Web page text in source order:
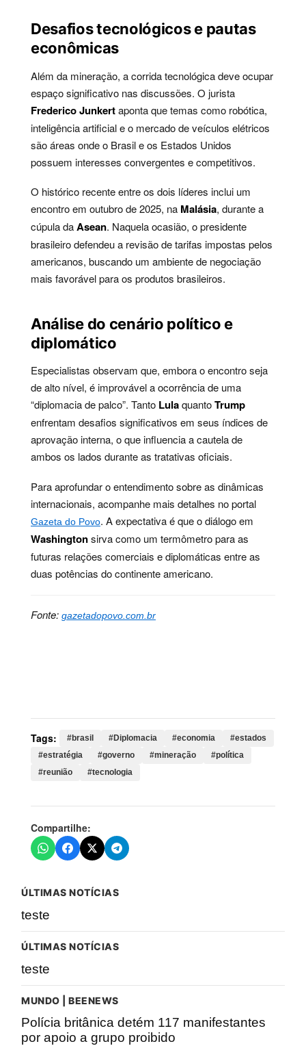
Desafios tecnológicos e pautas
econômicas
Além da mineração, a corrida tecnológica deve ocupar
espaço significativo nas discussões. O jurista
Frederico Junkertaponta que temas como robótica,
inteligência artificial e o mercado de veículos elétricos
são áreas onde o Brasil e os Estados Unidos
possuem interesses convergentes e competitivos.
O histórico recente entre os dois líderes inclui um
encontro em outubro de 2025, na Malásia, durante a
cúpula daAsean. Naquela ocasião, o presidente
brasileiro defendeu a revisão de tarifas impostas pelos
americanos, buscando um ambiente de negociação
mais favorável para os produtos brasileiros.
Análise do cenário político e
diplomático
Especialistas observam que, embora o encontro seja
de alto nível, é improvável a ocorrência de uma
“diplomacia de palco”. Tanto LulaquantoTrump
enfrentam desafios significativos em seus índices de
aprovação interna, o que influencia a cautela de
ambos os lados durante as tratativas oficiais.
Para aprofundar o entendimento sobre as dinâmicas
internacionais, acompanhe mais detalhes no portal
Gazeta do Povo. A expectativa é que o diálogo em
Washingtonsirva como um termômetro para as
futuras relações comerciais e diplomáticas entre as
duas potências do continente americano.
Fonte: gazetadopovo.com.br
Tags: #brasil #Diplomacia #economia
#estados
#estratégia
#governo #mineração
#política
#reunião
#tecnologia
Compartilhe:
ÚLTIMAS NOTÍCIAS
teste
ÚLTIMAS NOTÍCIAS
teste
MUNDO | BEENEWS
Polícia britânica detém 117 manifestantes
por apoio a grupo proibido